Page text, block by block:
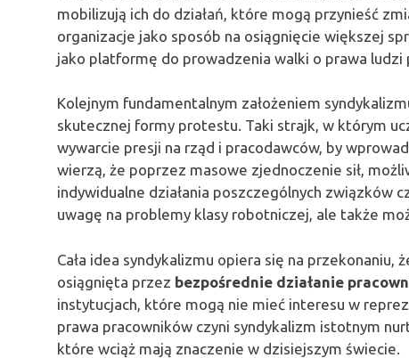
mobilizują ich do działań, które mogą przynieść
organizacje jako sposób na osiągnięcie większej
jako platformę do prowadzenia walki o prawa ludzi
Kolejnym fundamentalnym założeniem
skutecznej formy protestu. Taki strajk, w którym
wywarcie presji na rząd i pracodawców, by
wierzą, że poprzez masowe zjednoczenie sił,
indywidualne działania poszczególnych związków
uwagę na problemy klasy robotniczej, ale także
Cała idea syndykalizmu opiera się na przekonaniu,
osiągnięta przez bezpośrednie działanie
instytucjach, które mogą nie mieć interesu w
prawa pracowników czyni syndykalizm istotnym
które wciąż mają znaczenie w dzisiejszym świecie.